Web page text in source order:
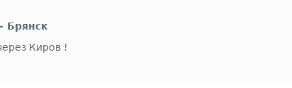
Брянск
Киров !